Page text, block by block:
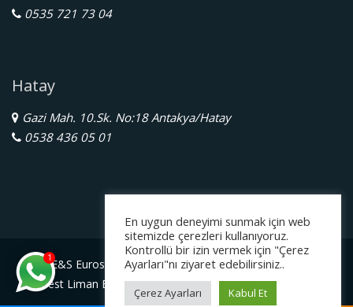
0535 721 73 04
Hatay
Gazi Mah. 10.Sk. No:18 Antakya/Hatay
0538 436 05 01
E&S Eurostar Yurtdışı Eğitim Danışmanlığı Ltd. Şti.
Serbest Liman Bölge Müdürlüğü Gazimagosa / Kuzey Kıbrıs
1
En uygun deneyimi sunmak için web
sitemizde çerezleri kullanıyoruz.
Kontrollü bir izin vermek için "Çerez
Ayarları"nı ziyaret edebilirsiniz..
Çerez Ayarları Kabul Et